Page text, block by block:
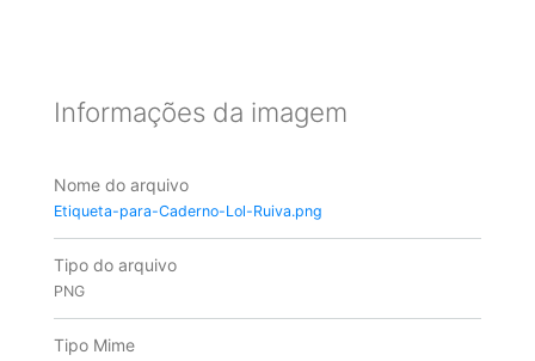
Informações da imagem
Nome do arquivo
Etiqueta-para-Caderno-Lol-Ruiva.png
Tipo do arquivo
PNG
Tipo Mime